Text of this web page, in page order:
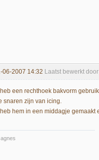
06-2007 14:32 Laatst bewerkt
een rechthoek bakvorm
snaren zijn van icing.
hem in een middagje gemaakt